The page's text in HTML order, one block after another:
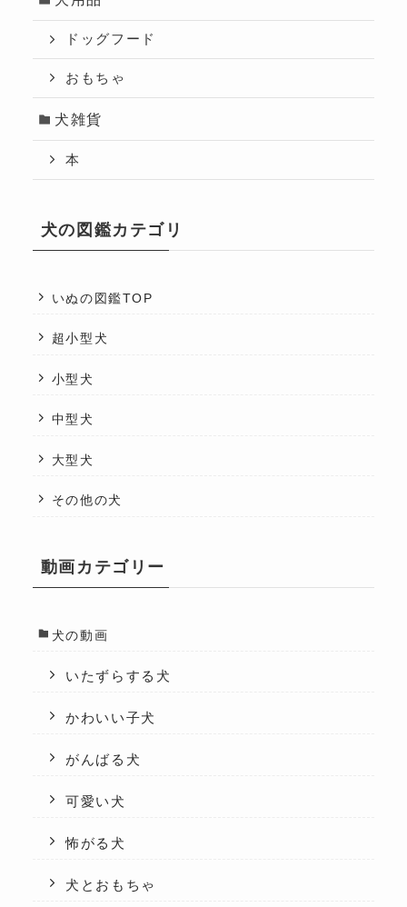
ドッグフード
おもちゃ
犬雑貨
本
犬の図鑑カテゴリ
いぬの図鑑TOP
超小型犬
小型犬
中型犬
大型犬
その他の犬
動画カテゴリー
犬の動画
いたずらする犬
かわいい子犬
がんばる犬
可愛い犬
怖がる犬
犬とおもちゃ